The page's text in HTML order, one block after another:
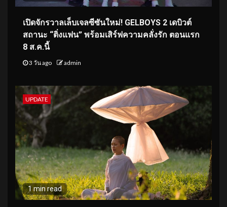
เปิดจักรวาลเล็บเจลซีซันใหม่! GELBOYS 2 เดบิวต์
สถานะ “ติ่งแฟน” พร้อมเสิร์ฟความคลั่งรัก ตอนแรก
8 ส.ค.นี้
3 วัน ago admin
UPDATE
1 min read